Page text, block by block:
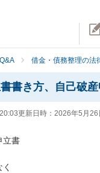
借金・債務整理の法
書き方、自己破
更新日時： 2026年5月26
立書